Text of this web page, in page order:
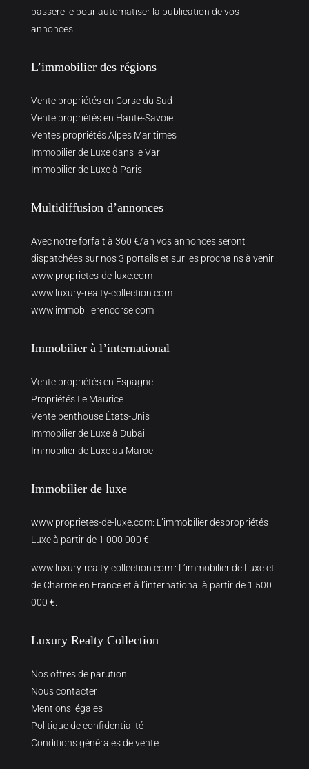
passerelle pour automatiser la publication de vos
annonces.
L’immobilier des régions
Vente propriétés en Corse du Sud
Vente propriétés en Haute-Savoie
Ventes propriétés Alpes Maritimes
Immobilier de Luxe dans le Var
Immobilier de Luxe à Paris
Multidiffusion d’annonces
Avec notre forfait à 360 €/an vos annonces seront
dispatchées sur nos 3 portails et sur les prochains à venir :
www.proprietes-de-luxe.com
www.luxury-realty-collection.com
www.immobilierencorse.com
Immobilier à l’international
Vente propriétés en Espagne
Propriétés Ile Maurice
Vente penthouse États-Unis
Immobilier de Luxe à Dubai
Immobilier de Luxe au Maroc
Immobilier de luxe
www.proprietes-de-luxe.com: L’immobilier despropriétés
Luxe à partir de 1 000 000 €.
www.luxury-realty-collection.com : L’immobilier de Luxe et
de Charme en France et à l’international à partir de 1 500
000 €.
Luxury Realty Collection
Nos offres de parution
Nous contacter
Mentions légales
Politique de confidentialité
Conditions générales de vente